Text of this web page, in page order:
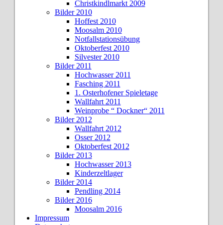
Christkindlmarkt 2009
Bilder 2010
Hoffest 2010
Moosalm 2010
Notfallstationsübung
Oktoberfest 2010
Silvester 2010
Bilder 2011
Hochwasser 2011
Fasching 2011
1. Osterhofener Spieletage
Wallfahrt 2011
Weinprobe “ Dockner“ 2011
Bilder 2012
Wallfahrt 2012
Osser 2012
Oktoberfest 2012
Bilder 2013
Hochwasser 2013
Kinderzeltlager
Bilder 2014
Pendling 2014
Bilder 2016
Moosalm 2016
Impressum